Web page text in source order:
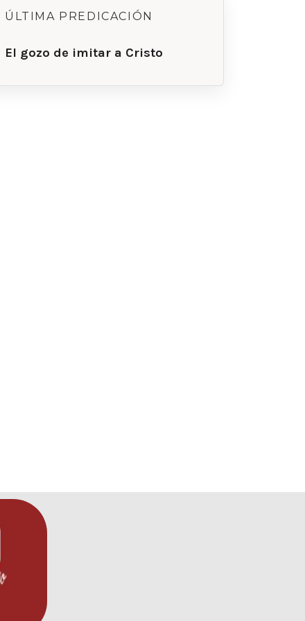
ÚLTIMA PREDICACIÓN
El gozo de imitar a Cristo